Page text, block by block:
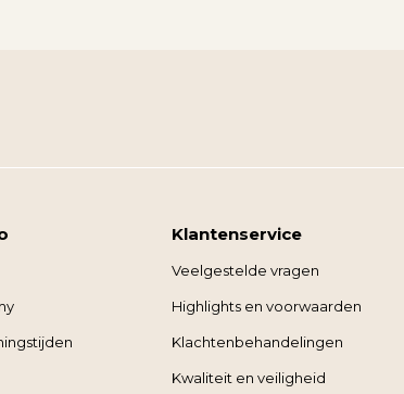
Klantenservice
Veelgestelde vragen
Highlights en voorwaarden
Klachtenbehandelingen
Kwaliteit en veiligheid